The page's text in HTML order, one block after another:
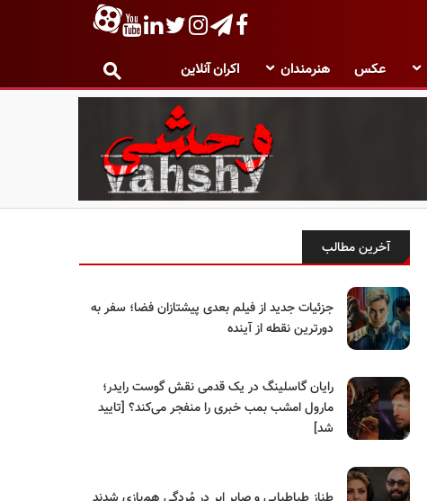
عکس هنرمندان اکران آنلاین
آخرین مطالب
جزئیات جدید از فیلم بعدی پیشتازان فضا؛ سفر به
دورترین نقطه از آینده
رایان گاسلینگ در یک قدمی نقش گوست رایدر؛
مارول امشب بمب خبری را منفجر می‌کند؟ [تایید
شد]